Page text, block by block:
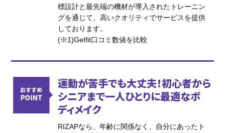
標設計と最先端の機材が導入されたトレーニン
グを通じて、高いクオリティでサービスを提供
しております。
(※1)Getfit口コミ数値を比較
運動が苦手でも大丈夫！初心者から
シニアまで一人ひとりに最適なボ
ディメイク
RIZAPなら、年齢に関係なく、自分にあったト